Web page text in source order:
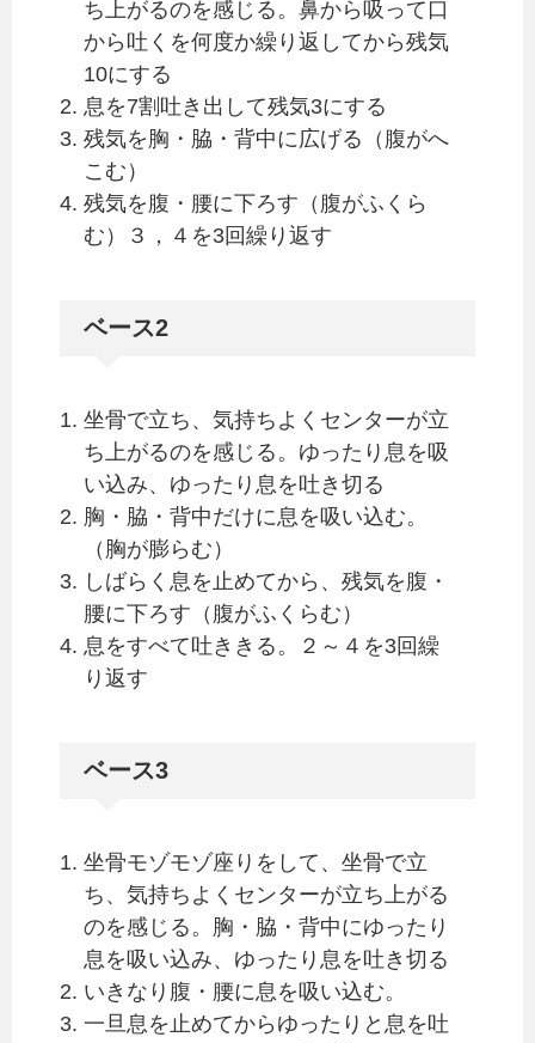
ち上がるのを感じる。鼻から吸って口
から吐くを何度か繰り返してから残気
10にする
息を7割吐き出して残気3にする
残気を胸・脇・背中に広げる（腹がへ
こむ）
残気を腹・腰に下ろす（腹がふくら
む）３，４を3回繰り返す
ベース2
坐骨で立ち、気持ちよくセンターが立
ち上がるのを感じる。ゆったり息を吸
い込み、ゆったり息を吐き切る
胸・脇・背中だけに息を吸い込む。
（胸が膨らむ）
しばらく息を止めてから、残気を腹・
腰に下ろす（腹がふくらむ）
息をすべて吐ききる。２～４を3回繰
り返す
ベース3
坐骨モゾモゾ座りをして、坐骨で立
ち、気持ちよくセンターが立ち上がる
のを感じる。胸・脇・背中にゆったり
息を吸い込み、ゆったり息を吐き切る
いきなり腹・腰に息を吸い込む。
一旦息を止めてからゆったりと息を吐